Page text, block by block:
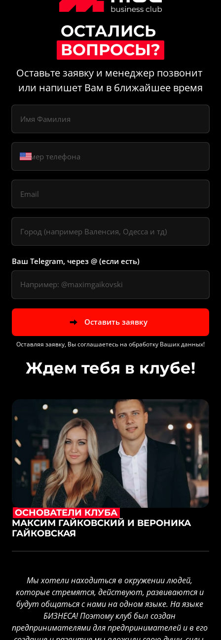
ВОПРОСЫ?
Оставьте заявку и менеджер позвонит
или напишет Вам в ближайшее время
Ваш Telegram, через @ (если есть)
Оставить заявку
Оставляя заявку, Вы соглашаетесь на обработку Ваших данных!
Ждем тебя в клубе!
ОСНОВАТЕЛИ КЛУБА
МАКСИМ ГАЙКОВСКИЙ И ВЕРОНИКА
ГАЙКОВСКАЯ
Мы хотели находиться в окружении людей,
которые стремятся, действуют, развиваются и
будут общаться с нами на одном языке. На языке
БИЗНЕСА! Поэтому клуб был создан
предпринимателями для предпринимателей и в его